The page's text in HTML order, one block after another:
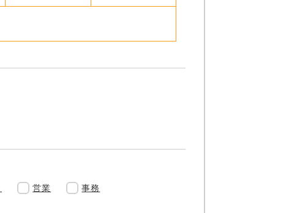
営業 事務